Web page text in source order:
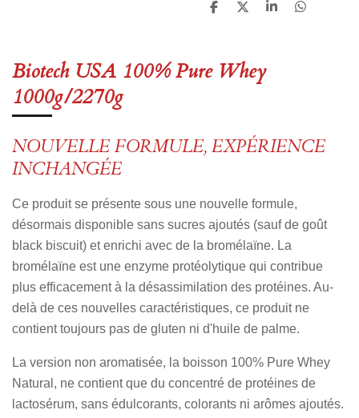
P
g
P
a
g
P
P
Biotech USA 100% Pure Whey
1000g/2270g
NOUVELLE FORMULE, EXPÉRIENCE
INCHANGÉE
Ce produit se présente sous une nouvelle formule,
désormais disponible sans sucres ajoutés (sauf de goût
black biscuit) et enrichi avec de la bromélaïne. La
bromélaïne est une enzyme protéolytique qui contribue
plus efficacement à la désassimilation des protéines. Au-
delà de ces nouvelles caractéristiques, ce produit ne
contient toujours pas de gluten ni d'huile de palme.
La version non aromatisée, la boisson 100% Pure Whey
Natural, ne contient que du concentré de protéines de
lactosérum, sans édulcorants, colorants ni arômes ajoutés.